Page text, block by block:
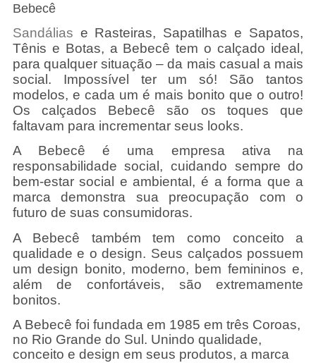
Bebecê
Sandálias e Rasteiras, Sapatilhas e Sapatos,
Tênis e Botas, a Bebecê tem o calçado ideal,
para qualquer situação – da mais casual a mais
social. Impossível ter um só! São tantos
modelos, e cada um é mais bonito que o outro!
Os calçados Bebecê são os toques que
faltavam para incrementar seus looks.
A Bebecê é uma empresa ativa na
responsabilidade social, cuidando sempre do
bem-estar social e ambiental, é a forma que a
marca demonstra sua preocupação com o
futuro de suas consumidoras.
A Bebecê também tem como conceito a
qualidade e o design. Seus calçados possuem
um design bonito, moderno, bem femininos e,
além de confortáveis, são extremamente
bonitos.
A Bebecê foi fundada em 1985 em três Coroas,
no Rio Grande do Sul. Unindo qualidade,
conceito e design em seus produtos, a marca